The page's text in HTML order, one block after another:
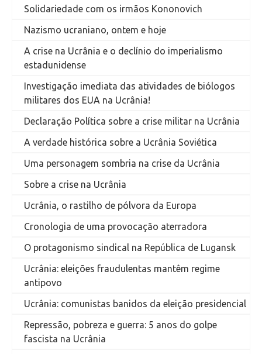
Solidariedade com os irmãos Kononovich
Nazismo ucraniano, ontem e hoje
A crise na Ucrânia e o declínio do imperialismo
estadunidense
Investigação imediata das atividades de biólogos
militares dos EUA na Ucrânia!
Declaração Política sobre a crise militar na Ucrânia
A verdade histórica sobre a Ucrânia Soviética
Uma personagem sombria na crise da Ucrânia
Sobre a crise na Ucrânia
Ucrânia, o rastilho de pólvora da Europa
Cronologia de uma provocação aterradora
O protagonismo sindical na República de Lugansk
Ucrânia: eleições fraudulentas mantêm regime
antipovo
Ucrânia: comunistas banidos da eleição presidencial
Repressão, pobreza e guerra: 5 anos do golpe
fascista na Ucrânia